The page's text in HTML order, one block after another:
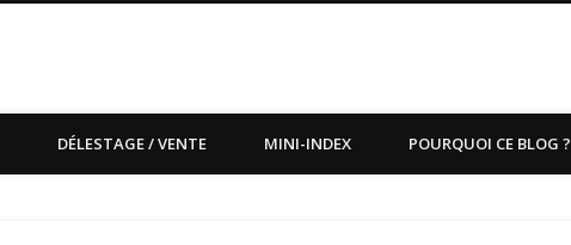
DÉLESTAGE / VENTE MINI-INDEX POURQUOI CE BLOG ?